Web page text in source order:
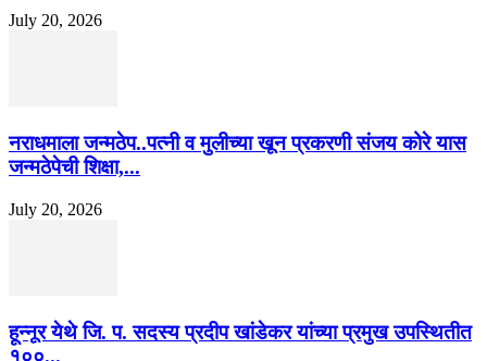
July 20, 2026
नराधमाला जन्मठेप..पत्नी व मुलीच्या खून प्रकरणी संजय कोरे यास
जन्मठेपेची शिक्षा,...
July 20, 2026
हून्नूर येथे जि. प. सदस्य प्रदीप खांडेकर यांच्या प्रमुख उपस्थितीत
१००...